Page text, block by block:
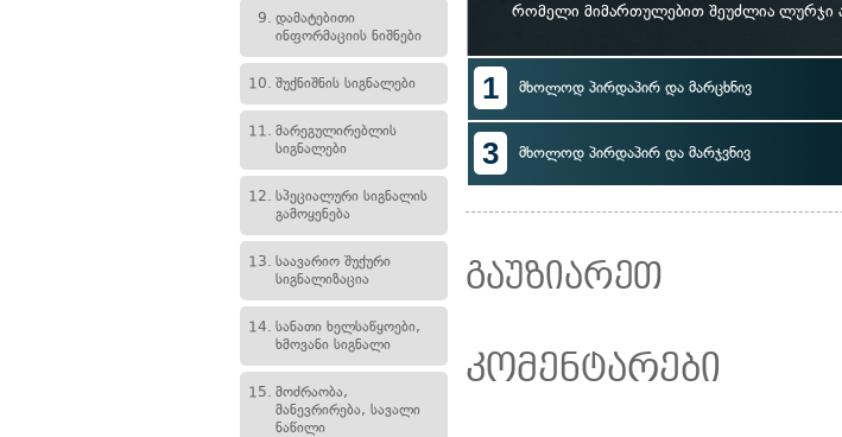
9. დამატებითი
ინფორმაციის ნიშნები
10. შუქნიშნის სიგნალები
11. მარეგულირებლის
სიგნალები
12. სპეციალური სიგნალის
გამოყენება
13. საავარიო შუქური
სიგნალიზაცია
14. სანათი ხელსაწყოები,
ხმოვანი სიგნალი
15. მოძრაობა,
მანევრირება, სავალი
ნაწილი
რომელი მიმართულებით შეუძლია ლურჯი
1 მხოლოდ პირდაპირ და მარცხნივ
3 მხოლოდ პირდაპირ და მარჯვნივ
გაუზიარეთ
კომენტარები